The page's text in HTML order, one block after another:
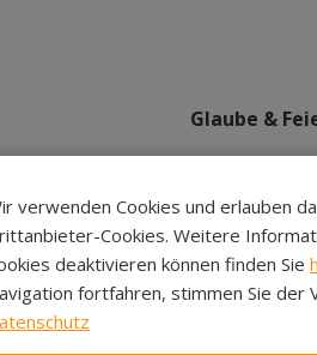
Glaube &
verwenden Cookies und erlauben
Cookies. Weitere
deaktivieren können finden Sie
fortfahren, stimmen Sie der